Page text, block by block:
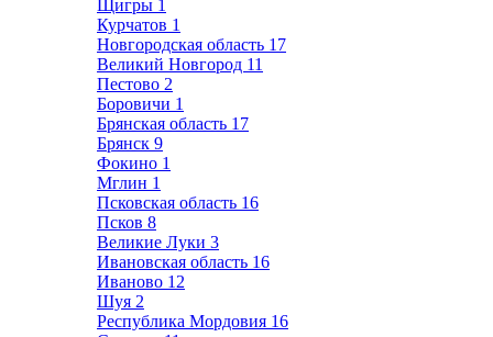
Щигры 1
Курчатов 1
Новгородская область 17
Великий Новгород 11
Пестово 2
Боровичи 1
Брянская область 17
Брянск 9
Фокино 1
Мглин 1
Псковская область 16
Псков 8
Великие Луки 3
Ивановская область 16
Иваново 12
Шуя 2
Республика Мордовия 16